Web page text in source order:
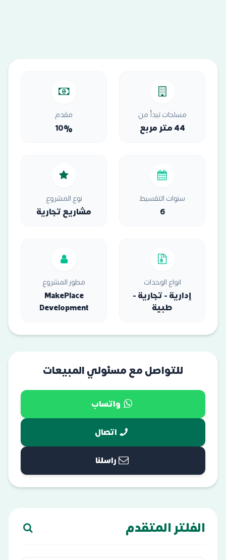
مساحات تبدأ من
44 متر مربع
مقدم
10%
سنوات التقسيط
6
نوع المشروع
مشاريع تجارية
انواع الوحدات
إدارية - تجارية -
طبية
مطور المشروع
MakePlace
Development
للتواصل مع مسئولي المبيعات
واتساب
اتصال
راسلنا
الفلتر المتقدم